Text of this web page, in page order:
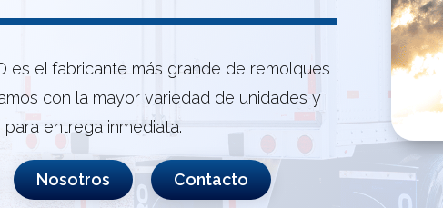
es el fabricante más grande de remolques
con la mayor variedad de unidades y
entrega inmediata.
Nosotros Contacto